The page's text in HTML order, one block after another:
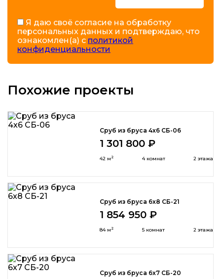
Я даю своё согласие на обработку
персональных данных и подтверждаю, что
ознакомлен(а) с политикой
конфиденциальности
Похожие проекты
Сруб из бруса 4x6 СБ-06
1 301 800 ₽
42 м 2 4 комнат 2 этажа
Сруб из бруса 6x8 СБ-21
1 854 950 ₽
84 м 2 5 комнат 2 этажа
Сруб из бруса 6x7 СБ-20